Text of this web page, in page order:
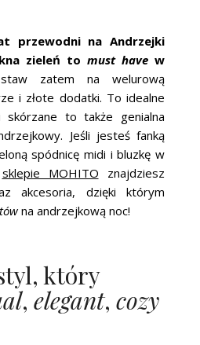
przewodni na Andrzejki
zieleń to must havew
zatem na welurową
i złote dodatki. To idealne
skórzane to także genialna
Jeśli jesteś fanką
spódnicę midi i bluzkę w
sklepie MOHITO znajdziesz
akcesoria, dzięki którym
na andrzejkową noc!
który
,elegant,cozy